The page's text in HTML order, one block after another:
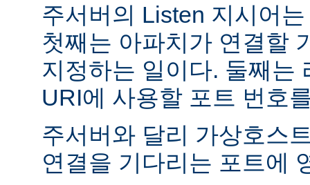
주서버의 Listen 지시어
첫째는 아파치가 연결할
지정하는 일이다. 둘째는
URI에 사용할 포트 번호
주서버와 달리 가상호스
연결을 기다리는 포트에